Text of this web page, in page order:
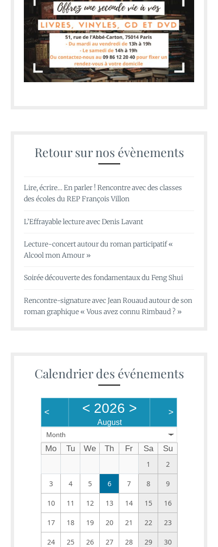
Retour sur nos évènements
Lire, écrire… En parler ! Rencontre avec des classes
des écoles du REP François Villon
L’Effrayable lecture avec Denis Lavant
Lecture-concert autour du roman participatif «
Alcool mon Amour »
Soirée découverte des fondamentaux du Feng Shui
Rencontre-signature avec Jean Rouaud autour de son
roman graphique « Vous avez connu Rimbaud ? »
Calendrier des événements
< < 2026 >
August
>
Month
Mo Tu We Th Fr Sa
Su
1
2
3 4 5 6 7 8 9
10 11 12 13 14 15 16
17 18 19 20 21 22 23
24 25 26 27 28 29 30